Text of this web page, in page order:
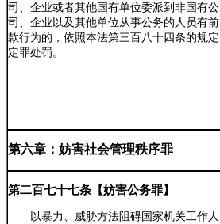
司、企业或者其他国有单位委派到非国有公
司、企业以及其他单位从事公务的人员有前
款行为的，依照本法第三百八十四条的规定
定罪处罚。
第六章：妨害社会管理秩序罪
第二百七十七条【妨害公务罪】
以暴力、威胁方法阻碍国家机关工作人